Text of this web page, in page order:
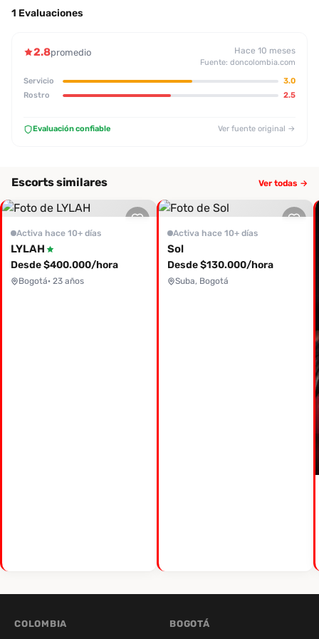
1 Evaluaciones
2.8promedio Hace 10 meses
Fuente: doncolombia.com
Servicio
3.0
Rostro
2.5
Evaluación confiable Ver fuente original →
Escorts similares Ver todas →
Activa hace 10+ días
LYLAH
Desde $400.000/hora
Bogotá· 23 años
Activa hace 10+ días
Sol
Desde $130.000/hora
Suba, Bogotá
COLOMBIA BOGOTÁ